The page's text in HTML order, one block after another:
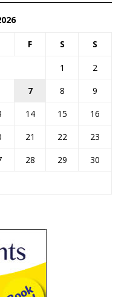
F S S
1
2
7 8
9
14 15
16
21 22
23
28 29
30